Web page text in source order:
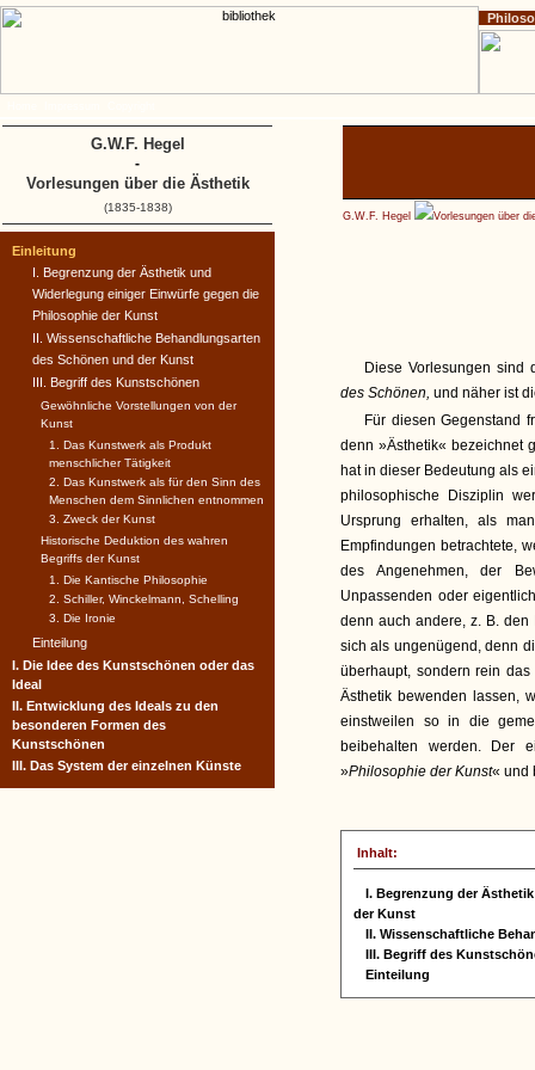
G.W.F. Hegel Vorlesungen über
Diese Vorlesungen sind
des Schönen, und näher ist
Für diesen Gegenstand
denn »Ästhetik« bezeichnet
hat in dieser Bedeutung als
philosophische Disziplin
Ursprung erhalten, als
Empfindungen betrachtete,
des Angenehmen, der
Unpassenden oder
denn auch andere, z. B. den
sich als ungenügend, denn
überhaupt, sondern rein das
Ästhetik bewenden lassen,
einstweilen so in die
beibehalten werden. Der
»Philosophie der Kunst« und
Inhalt:
I. Begrenzung der
der Kunst
II. Wissenschaftliche
III. Begriff des
Einteilung
Einleitung
I. Begrenzung der Ästhetik und
Widerlegung einiger Einwürfe gegen die
Philosophie der Kunst
II. Wissenschaftliche Behandlungsarten
des Schönen und der Kunst
III. Begriff des Kunstschönen
Gewöhnliche Vorstellungen von der
Kunst
1. Das Kunstwerk als Produkt
menschlicher Tätigkeit
2. Das Kunstwerk als für den Sinn des
Menschen dem Sinnlichen entnommen
3. Zweck der Kunst
Historische Deduktion des wahren
Begriffs der Kunst
1. Die Kantische Philosophie
2. Schiller, Winckelmann, Schelling
3. Die Ironie
Einteilung
I. Die Idee des Kunstschönen oder das
Ideal
II. Entwicklung des Ideals zu den
besonderen Formen des
Kunstschönen
III. Das System der einzelnen Künste
G.W.F. Hegel
-
Vorlesungen über die Ästhetik
(1835-1838)